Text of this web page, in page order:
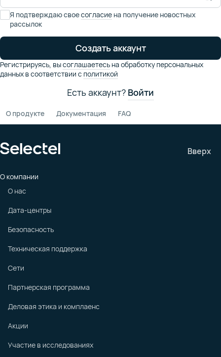
Я подтверждаю своесогласие на получение новостных
рассылок
Создать аккаунт
Регистрируясь, высоглашаетесь на обработку персональных
данных в соответствии с политикой
Есть аккаунт? Войти
О продукте Документация FAQ
Вверх
О компании
О нас
Дата-центры
Безопасность
Техническая поддержка
Сети
Партнерская программа
Деловая этика и комплаенс
Акции
Участие в исследованиях